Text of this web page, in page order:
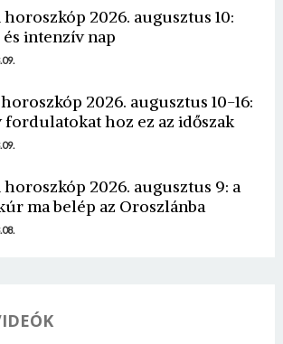
2026. augusztus 10:
intenzív nap
2026. augusztus 10-16:
fordulatokat hoz ez az időszak
horoszkóp 2026. augusztus 9: a
ma belép az Oroszlánba